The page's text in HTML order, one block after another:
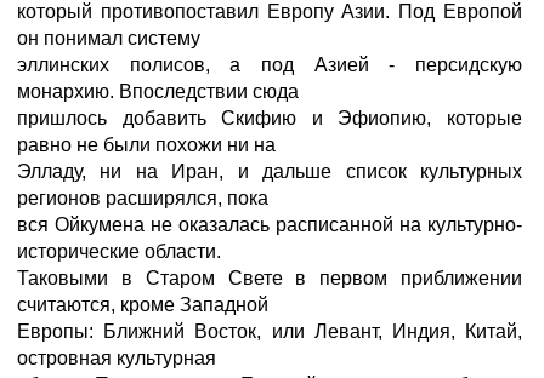
который противопоставил Европу Азии. Под Европой
он понимал систему
эллинских полисов, а под Азией - персидскую
монархию. Впоследствии сюда
пришлось добавить Скифию и Эфиопию, которые
равно не были похожи ни на
Элладу, ни на Иран, и дальше список культурных
регионов расширялся, пока
вся Ойкумена не оказалась расписанной на культурно-
исторические области.
Таковыми в Старом Свете в первом приближении
считаются, кроме Западной
Европы: Ближний Восток, или Левант, Индия, Китай,
островная культурная